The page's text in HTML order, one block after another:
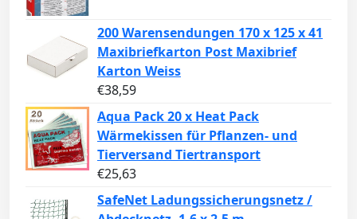
200 Warensendungen 170 x 125 x 41
Maxibriefkarton Post Maxibrief
Karton Weiss
€38,59
Aqua Pack 20 x Heat Pack
Wärmekissen für Pflanzen- und
Tierversand Tiertransport
€25,63
SafeNet Ladungssicherungsnetz /